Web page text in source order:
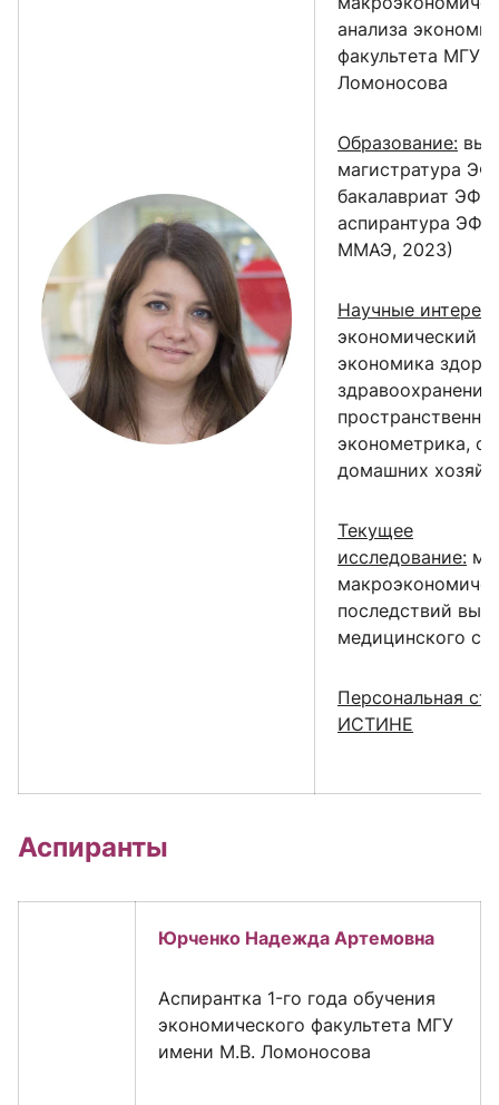
анализа
факультета МГУ
Ломоносова
Образование:
магистратура
бакалавриат ЭФ
аспирантура ЭФ
ММАЭ, 2023)
Научные
экономический
экономика
здравоохранения,
эконометрика,
домашних
Текущее
исследование:
последствий
медицинского
Персональная
ИСТИНЕ
Аспиранты
Юрченко Надежда Артемовна
Аспирантка 1-го года обучения
экономического факультета МГУ
имени М.В. Ломоносова